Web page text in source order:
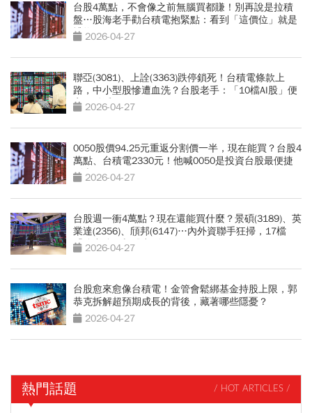
台股4萬點，不會像之前無腦買都賺！別再說是拉積
盤…股海老手勸台積電抱緊點：看到「這價位」就是
禮物2026-04-27
聯亞(3081)、上詮(3363)跌停鎖死！台積電條款上
路，中小型股慘遭血洗？台股老手：「10檔AI股」便
宜買點浮現
2026-04-27
0050股價94.25元重返分割價一半，現在能買？台股4
萬點、台積電2330元！他喊0050是投資台股最便捷
列車2026-04-27
台股週一衝4萬點？現在還能買什麼？景碩(3189)、英
業達(2356)、頎邦(6147)…內外資聯手狂掃，17檔
「強中強」飆股出列
2026-04-27
台股愈來愈像台積電！金管會鬆綁基金持股上限，郭
恭克拆解超預期成長的背後，藏著哪些隱憂？
2026-04-27
熱門話題 / HOT ARTICLES /